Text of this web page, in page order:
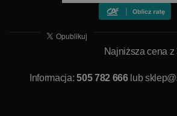
Najniższa cena z
Informacja:505 782 666lub